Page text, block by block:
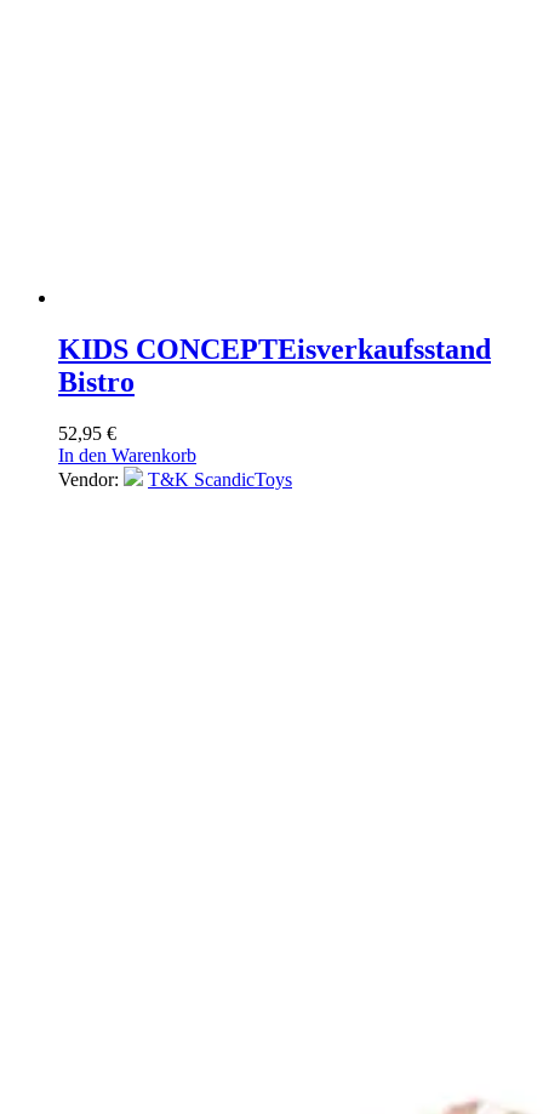
KIDS CONCEPTEisverkaufsstand
Bistro
52,95 €
In den Warenkorb
Vendor:
T&K ScandicToys